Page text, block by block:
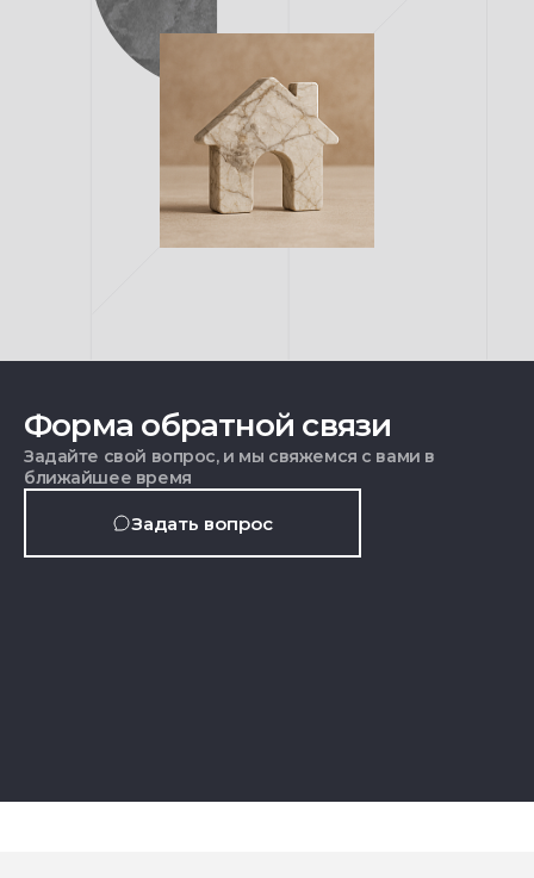
Форма обратной связи
Задайте свой вопрос, и мы свяжемся с вами в
ближайшее время
Задать вопрос